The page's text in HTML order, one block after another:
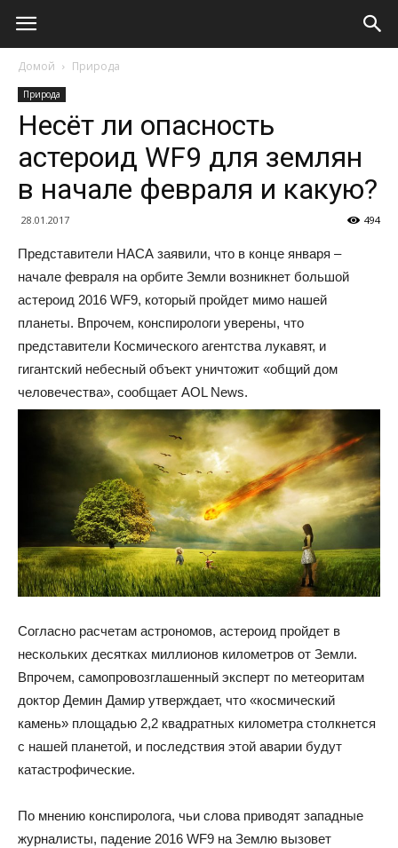
Домой Природа
Природа
Несёт ли опасность
астероид WF9 для землян
в начале февраля и какую?
28.01.2017 494
Представители НАСА заявили, что в конце января –
начале февраля на орбите Земли возникнет большой
астероид 2016 WF9, который пройдет мимо нашей
планеты. Впрочем, конспирологи уверены, что
представители Космического агентства лукавят, и
гигантский небесный объект уничтожит «общий дом
человечества», сообщает AOL News.
Согласно расчетам астрономов, астероид пройдет в
нескольких десятках миллионов километров от Земли.
Впрочем, самопровозглашенный эксперт по метеоритам
доктор Демин Дамир утверждает, что «космический
камень» площадью 2,2 квадратных километра столкнется
с нашей планетой, и последствия этой аварии будут
катастрофические.
По мнению конспиролога, чьи слова приводят западные
журналисты, падение 2016 WF9 на Землю вызовет